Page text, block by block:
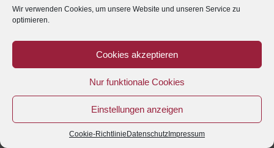
Wir verwenden Cookies, um unsere Website und unseren Service zu
optimieren.
Cookies akzeptieren
Nur funktionale Cookies
Einstellungen anzeigen
Cookie-Richtlinie Datenschutz Impressum